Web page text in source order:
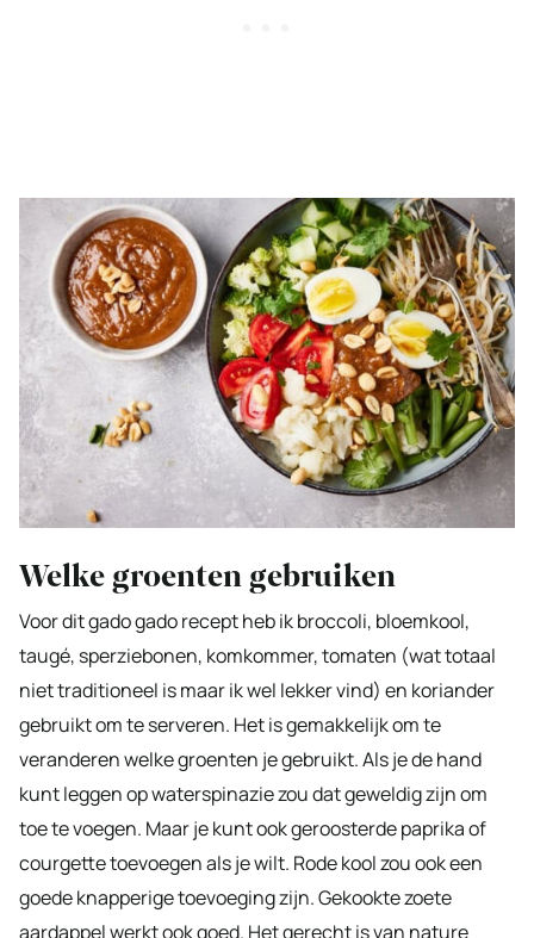
Welke groenten gebruiken
Voor dit gado gado recept heb ik broccoli, bloemkool,
taugé, sperziebonen, komkommer, tomaten (wat totaal
niet traditioneel is maar ik wel lekker vind) en koriander
gebruikt om te serveren. Het is gemakkelijk om te
veranderen welke groenten je gebruikt. Als je de hand
kunt leggen op waterspinazie zou dat geweldig zijn om
toe te voegen. Maar je kunt ook geroosterde paprika of
courgette toevoegen als je wilt. Rode kool zou ook een
goede knapperige toevoeging zijn. Gekookte zoete
aardappel werkt ook goed. Het gerecht is van nature